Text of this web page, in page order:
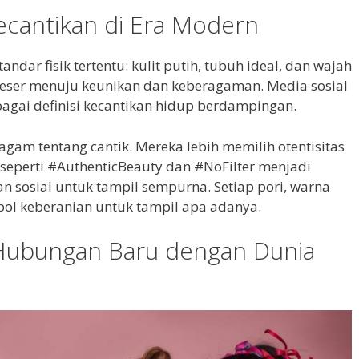
di Era Modern
fisik tertentu: kulit putih, tubuh ideal, dan wajah
menuju keunikan dan keberagaman. Media sosial
definisi kecantikan hidup berdampingan.
tentang cantik. Mereka lebih memilih otentisitas
#AuthenticBeauty dan #NoFilter menjadi
sosial untuk tampil sempurna. Setiap pori, warna
keberanian untuk tampil apa adanya.
Baru dengan Dunia